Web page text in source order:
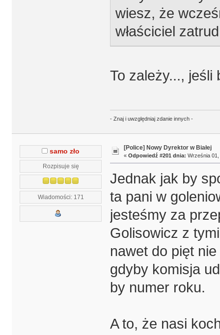
wiesz, że
właściciel
To zależy..., jeśli
- Znaj i uwzględniaj zdanie innych -
samo zło
Rozpisuje się
Wiadomości: 171
[Police] Nowy Dyrektor w Białej
« Odpowiedź #201 dnia: Września
Jednak jak by
ta pani w
jesteśmy za
Golisowicz z
nawet do pięt
gdyby komisja
by numer roku.
A to, że nasi